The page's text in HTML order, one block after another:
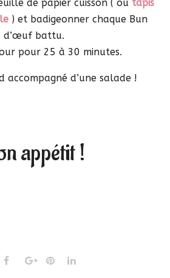
de papier cuisson ( ou tapis
) et badigeonner chaque Bun
d’œuf battu.
pour 25 à 30 minutes.
accompagné d’une salade !
appétit !